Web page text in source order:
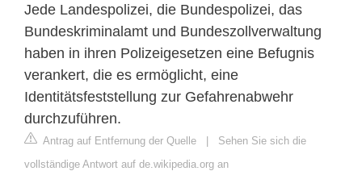
Jede Landespolizei, die Bundespolizei, das
Bundeskriminalamt und Bundeszollverwaltung
haben in ihren Polizeigesetzen eine Befugnis
verankert, die es ermöglicht, eine
Identitätsfeststellung zur Gefahrenabwehr
durchzuführen.
Antrag auf Entfernung der Quelle | Sehen Sie sich die
vollständige Antwort auf de.wikipedia.org an